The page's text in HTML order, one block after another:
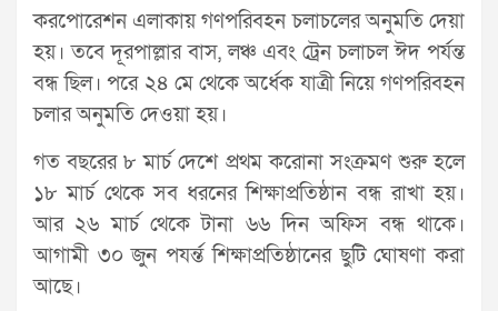
করপোরেশন এলাকায় গণপরিবহন চলাচলের অনুমতি দেয়া
হয়। তবে দূরপাল্লার বাস, লঞ্চ এবং ট্রেন চলাচল ঈদ পর্যন্ত
বন্ধ ছিল। পরে ২৪ মে থেকে অর্ধেক যাত্রী নিয়ে গণপরিবহন
চলার অনুমতি দেওয়া হয়।
গত বছরের ৮ মার্চ দেশে প্রথম করোনা সংক্রমণ শুরু হলে
১৮ মার্চ থেকে সব ধরনের শিক্ষাপ্রতিষ্ঠান বন্ধ রাখা হয়।
আর ২৬ মার্চ থেকে টানা ৬৬ দিন অফিস বন্ধ থাকে।
আগামী ৩০ জুন পযর্ন্ত শিক্ষাপ্রতিষ্ঠানের ছুটি ঘোষণা করা
আছে।